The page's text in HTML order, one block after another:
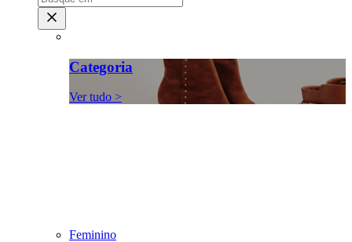
Categoria
Ver tudo >
Feminino